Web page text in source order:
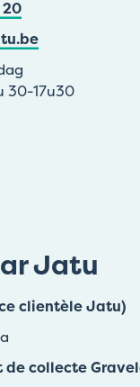
20
30-17u30
Jatu
clientèle Jatu)
de collecte